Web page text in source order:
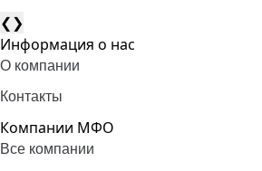
❮❯
Информация о нас
О компании
Контакты
Компании МФО
Все компании